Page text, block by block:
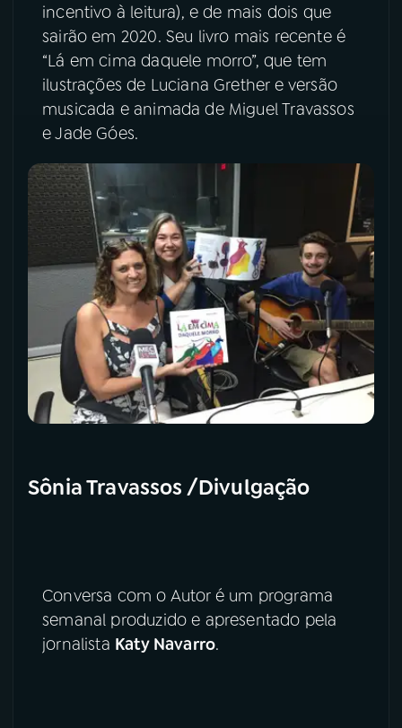
TikTok
incentivo à leitura), e de mais dois que
sairão em 2020. Seu livro mais recente é
“Lá em cima daquele morro”, que tem
ilustrações de Luciana Grether e versão
musicada e animada de Miguel Travassos
e Jade Góes.
Sônia Travassos /Divulgação
Conversa com o Autor é um programa
semanal produzido e apresentado pela
jornalista Katy Navarro.